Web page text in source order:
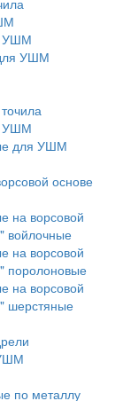
УШМ
УШМ
УШМ
для УШМ
основе
на ворсовой
войлочные
на ворсовой
поролоновые
на ворсовой
шерстяные
по металлу